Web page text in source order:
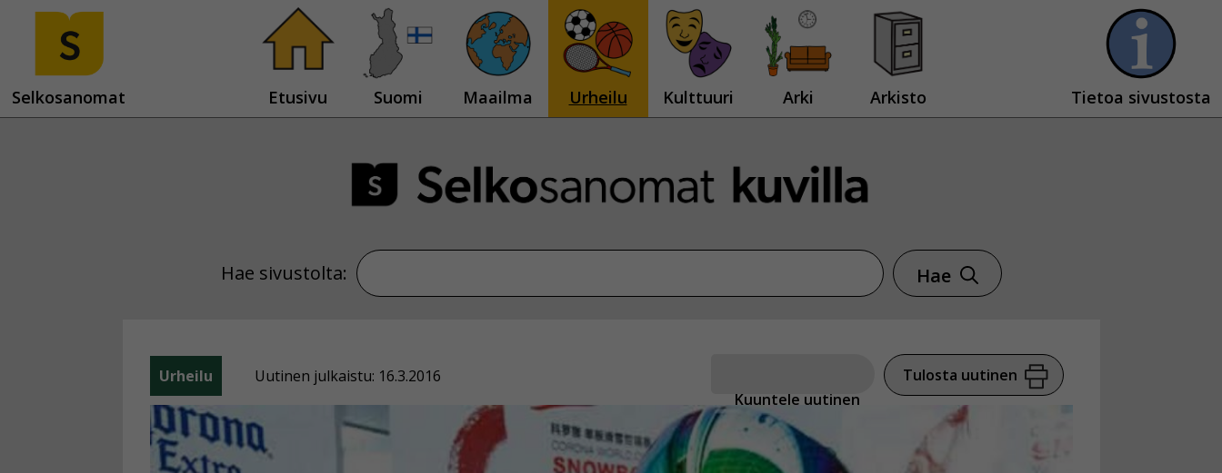
Selkosanomat Etusivu Suomi Maailma Urheilu Kulttuuri Arki Arkisto Tietoa sivustosta
Hae sivustolta: Hae
Urheilu
Uutinen julkaistu: 16.3.2016
Kuuntele uutinen
Tulosta uutinen